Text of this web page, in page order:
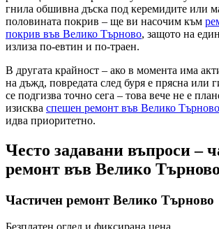
гнила обшивна дъска под керемидите или
половината покрив – ще ви насочим към
покрив във Велико Търново, защото на
излиза по-евтин и по-траен.
В другата крайност – ако в момента има
на дъжд, повредата след буря е прясна или
се подгизва точно сега – това вече не е
изисква спешен ремонт във Велико Търново
идва приоритетно.
Често задавани въпроси –
ремонт във Велико Търново
Частичен ремонтВелико Търново